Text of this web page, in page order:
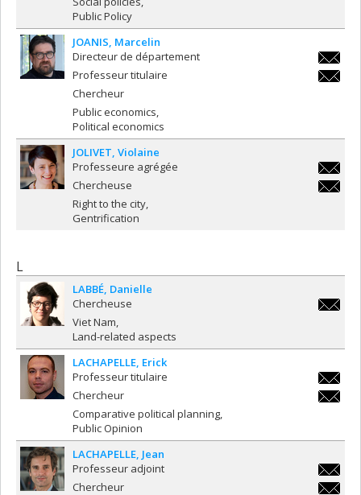
Public Policy
JOANIS Marcelin
Directeur de département
Professeur titulaire
Chercheur
Public economics
Political economics
JOLIVET Violaine
Professeure agrégée
Chercheuse
Right to the city
Gentrification
L
LABBÉ Danielle
Chercheuse
Viet Nam
Land-related aspects
LACHAPELLE Erick
Professeur titulaire
Chercheur
Comparative political planning
Public Opinion
LACHAPELLE Jean
Professeur adjoint
Chercheur